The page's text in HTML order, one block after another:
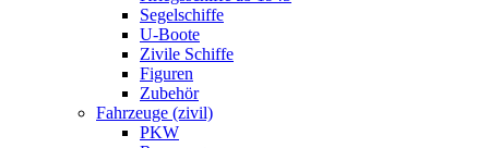
Segelschiffe
U-Boote
Zivile Schiffe
Figuren
Zubehör
Fahrzeuge (zivil)
PKW